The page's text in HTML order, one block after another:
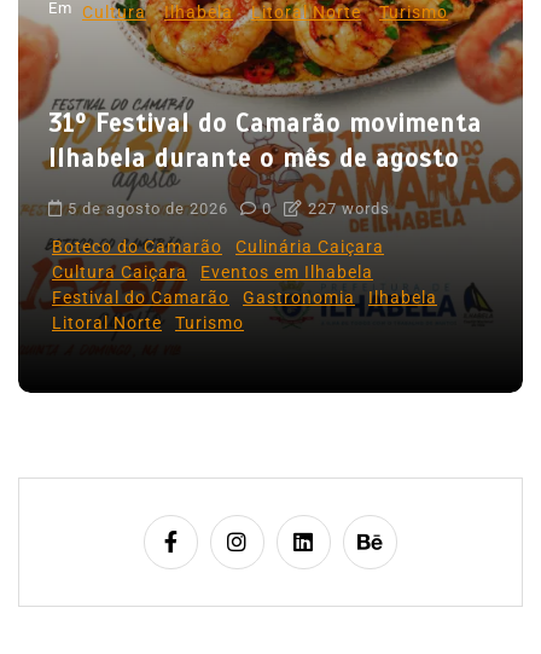
e
P
s
Em Cultura Ilhabela Litoral Norte Turismo
31º Festival do Camarão movimenta
Ilhabela durante o mês de agosto
5 de agosto de 2026 0 227 words
Boteco do Camarão
Culinária Caiçara
Cultura Caiçara
Eventos em Ilhabela
Festival do Camarão
Gastronomia
Ilhabela
Litoral Norte
Turismo